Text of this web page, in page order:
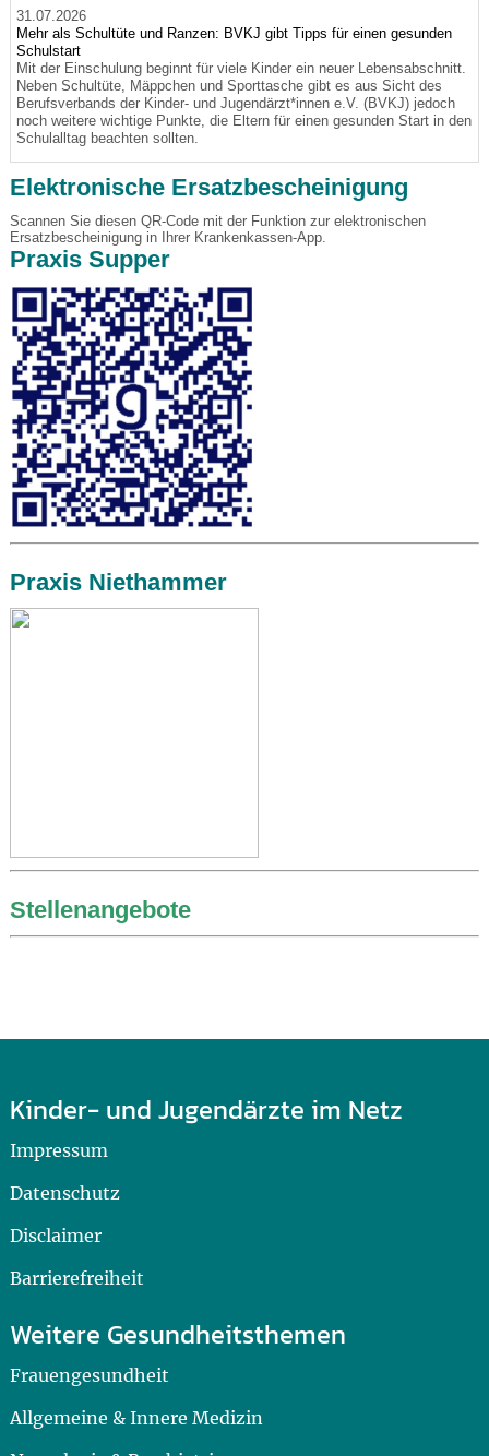
31.07.2026
Mehr als Schultüte und Ranzen: BVKJ gibt Tipps für einen gesunden
Schulstart
Mit der Einschulung beginnt für viele Kinder ein neuer Lebensabschnitt.
Neben Schultüte, Mäppchen und Sporttasche gibt es aus Sicht des
Berufsverbands der Kinder- und Jugendärzt*innen e.V. (BVKJ) jedoch
noch weitere wichtige Punkte, die Eltern für einen gesunden Start in den
Schulalltag beachten sollten.
Elektronische Ersatzbescheinigung
Scannen Sie diesen QR-Code mit der Funktion zur elektronischen
Ersatzbescheinigung in Ihrer Krankenkassen-App.
Praxis Supper
Praxis Niethammer
Stellenangebote
Kinder- und Jugendärzte im Netz
Impressum
Datenschutz
Disclaimer
Barrierefreiheit
Weitere Gesundheitsthemen
Frauengesundheit
Allgemeine & Innere Medizin